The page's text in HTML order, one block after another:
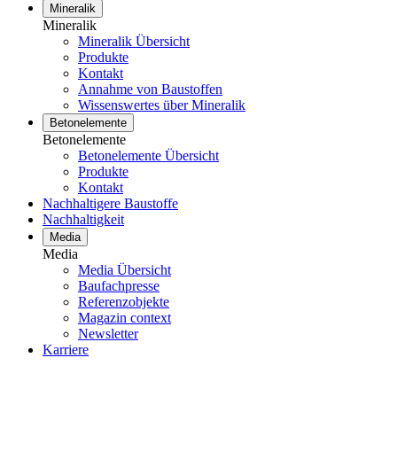
Mineralik
Mineralik
Mineralik Übersicht
Produkte
Kontakt
Annahme von Baustoffen
Wissenswertes über Mineralik
Betonelemente
Betonelemente
Betonelemente Übersicht
Produkte
Kontakt
Nachhaltigere Baustoffe
Nachhaltigkeit
Media
Media
Media Übersicht
Baufachpresse
Referenzobjekte
Magazin context
Newsletter
Karriere